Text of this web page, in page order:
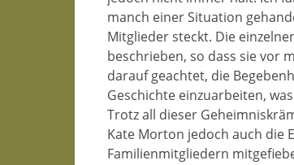
manch einer Situation
Mitglieder steckt. Die
beschrieben, so dass sie vor
darauf geachtet, die
Geschichte einzuarbeiten,
Trotz all dieser
Kate Morton jedoch auch die
Familienmitgliedern